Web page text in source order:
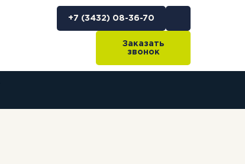
+7 (3432) 08-36-70
Заказать
звонок